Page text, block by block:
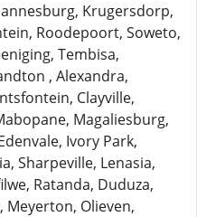
Krugersdorp,
Roodepoort, Soweto,
Tembisa,
, Alexandra,
Clayville,
Magaliesburg,
Ivory Park,
Sharpeville, Lenasia,
Ratanda, Duduza,
Meyerton, Olieven,